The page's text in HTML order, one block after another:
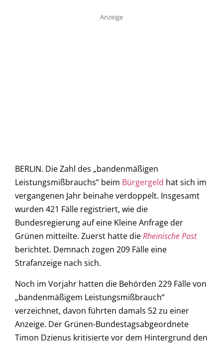
Anzeige
BERLIN. Die Zahl des „bandenmäßigen
Leistungsmißbrauchs“ beim Bürgergeld hat sich im
vergangenen Jahr beinahe verdoppelt. Insgesamt
wurden 421 Fälle registriert, wie die
Bundesregierung auf eine Kleine Anfrage der
Grünen mitteilte. Zuerst hatte dieRheinische Post
berichtet. Demnach zogen 209 Fälle eine
Strafanzeige nach sich.
Noch im Vorjahr hatten die Behörden 229 Fälle von
„bandenmäßigem Leistungsmißbrauch“
verzeichnet, davon führten damals 52 zu einer
Anzeige. Der Grünen-Bundestagsabgeordnete
Timon Dzienus kritisierte vor dem Hintergrund den